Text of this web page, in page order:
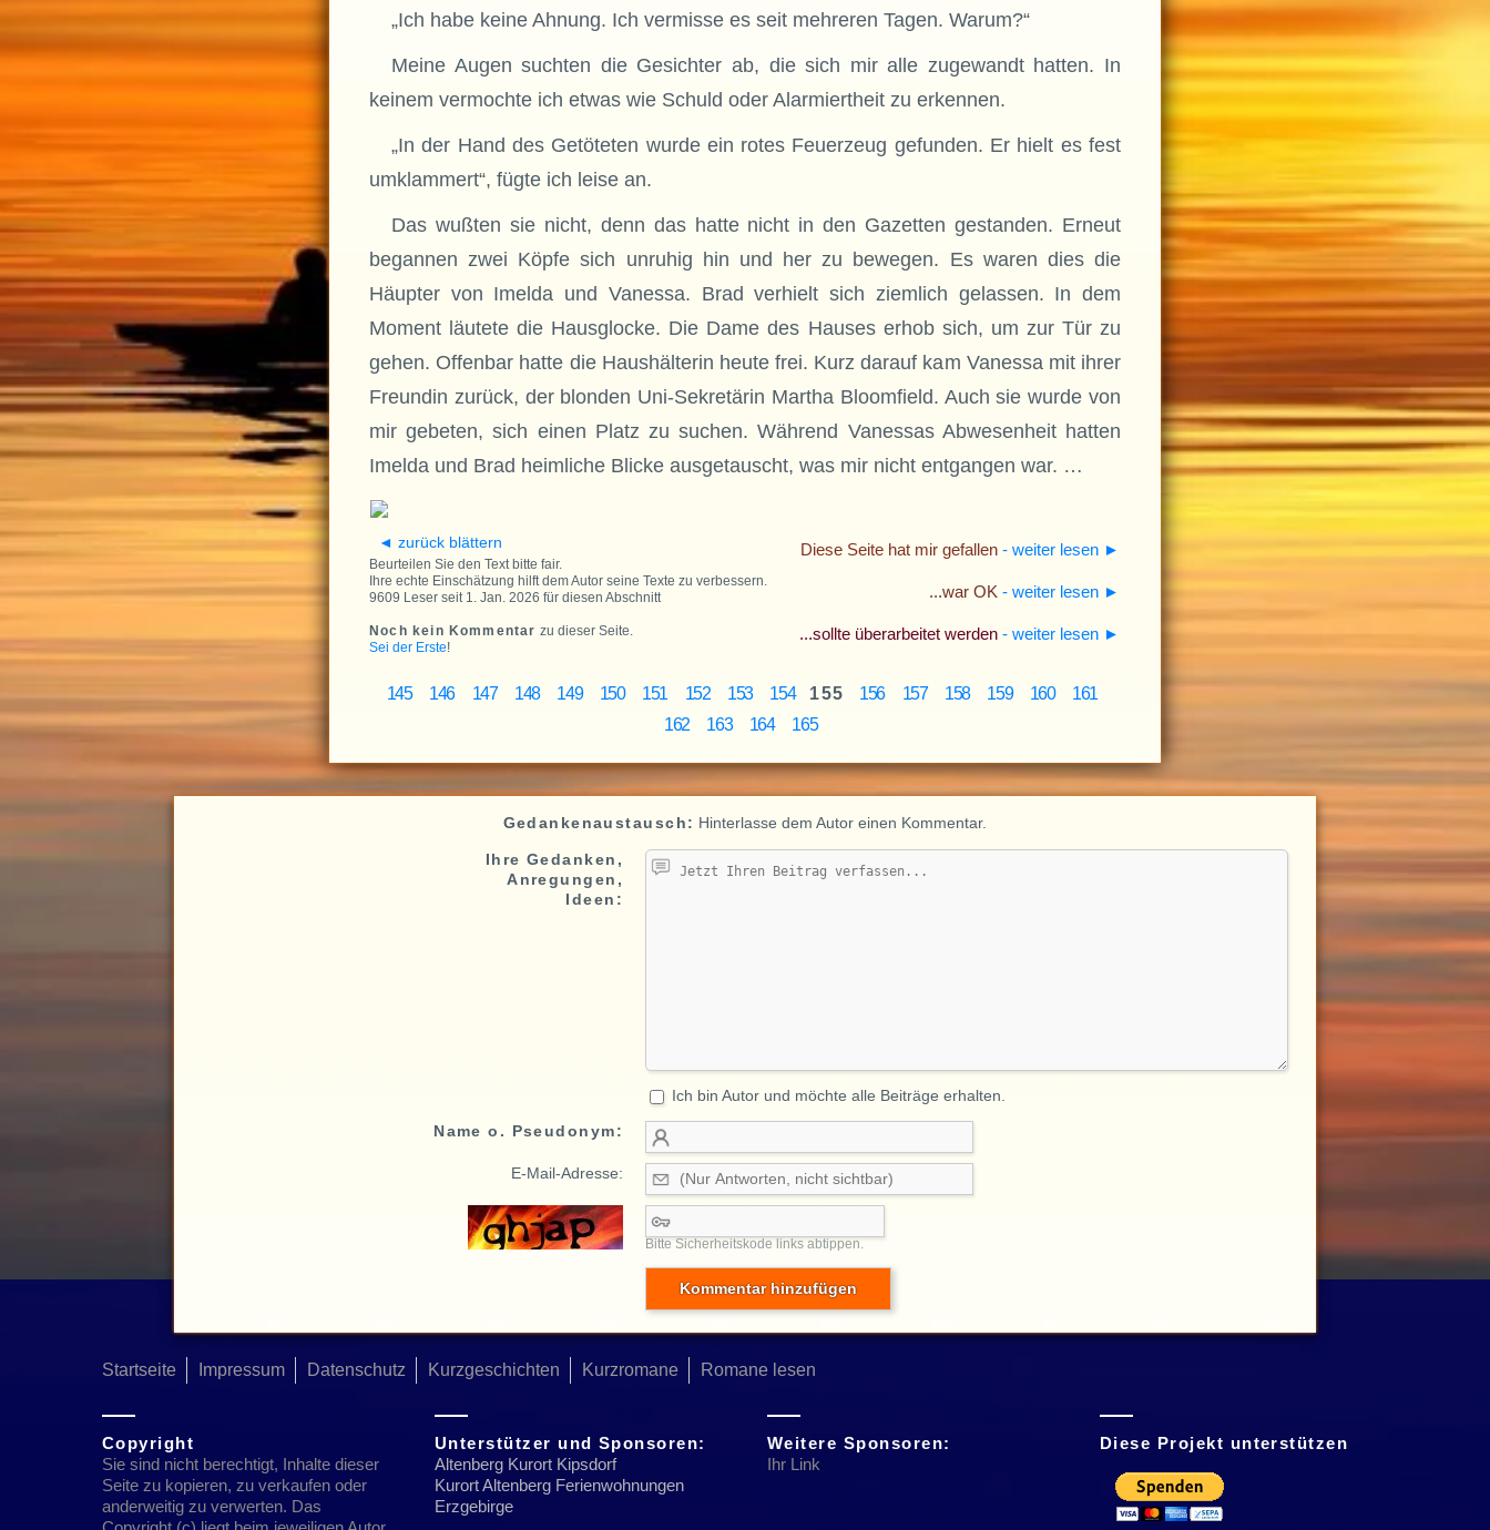
„Ich habe keine Ahnung. Ich vermisse es seit mehreren Tagen. Warum?“
Meine Augen suchten die Gesichter ab, die sich mir alle zugewandt hatten. In
keinem vermochte ich etwas wie Schuld oder Alarmiertheit zu erkennen.
„In der Hand des Getöteten wurde ein rotes Feuerzeug gefunden. Er hielt es fest
umklammert“, fügte ich leise an.
Das wußten sie nicht, denn das hatte nicht in den Gazetten gestanden. Erneut
begannen zwei Köpfe sich unruhig hin und her zu bewegen. Es waren dies die
Häupter von Imelda und Vanessa. Brad verhielt sich ziemlich gelassen. In dem
Moment läutete die Hausglocke. Die Dame des Hauses erhob sich, um zur Tür zu
gehen. Offenbar hatte die Haushälterin heute frei. Kurz darauf kam Vanessa mit ihrer
Freundin zurück, der blonden Uni-Sekretärin Martha Bloomfield. Auch sie wurde von
mir gebeten, sich einen Platz zu suchen. Während Vanessas Abwesenheit hatten
Imelda und Brad heimliche Blicke ausgetauscht, was mir nicht entgangen war. …
Diese Seite hat mir gefallen - weiter lesen ►
...war OK - weiter lesen ►
...sollte überarbeitet werden- weiter lesen ►
◄ zurück blättern
Beurteilen Sie den Text bitte fair.
Ihre echte Einschätzung hilft dem Autor seine Texte zu verbessern.
9609 Leser seit 1. Jan. 2026 für diesen Abschnitt
Noch kein Kommentar zu dieser Seite.
Sei der Erste!
145 146 147 148 149 150 151 152 153 154 155 156 157 158 159 160
161
162
163 164 165
Gedankenaustausch: Hinterlasse dem Autor einen Kommentar.
Ihre Gedanken,
Anregungen,
Ideen:
Ich bin Autor und möchte alle Beiträge erhalten.
Name o. Pseudonym:
E-Mail-Adresse:
Bitte Sicherheitskode links abtippen.
Startseite Impressum Datenschutz Kurzgeschichten Kurzromane Romane lesen
Copyright
Sie sind nicht berechtigt, Inhalte dieser
Seite zu kopieren, zu verkaufen oder
anderweitig zu verwerten. Das
Unterstützer und Sponsoren:
Altenberg Kurort Kipsdorf
Kurort Altenberg Ferienwohnungen
Erzgebirge
Weitere Sponsoren:
Ihr Link
Diese Projekt unterstützen